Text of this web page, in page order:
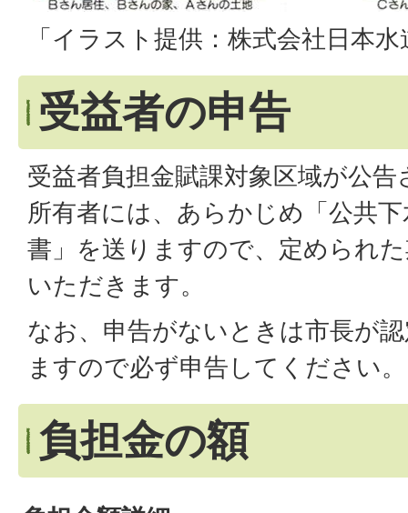
「イラスト提供：株式会社日本
受益者の申告
受益者負担金賦課対象区域が公
所有者には、あらかじめ「公共
書」を送りますので、定められ
いただきます。
なお、申告がないときは市長が
ますので必ず申告してください。
負担金の額